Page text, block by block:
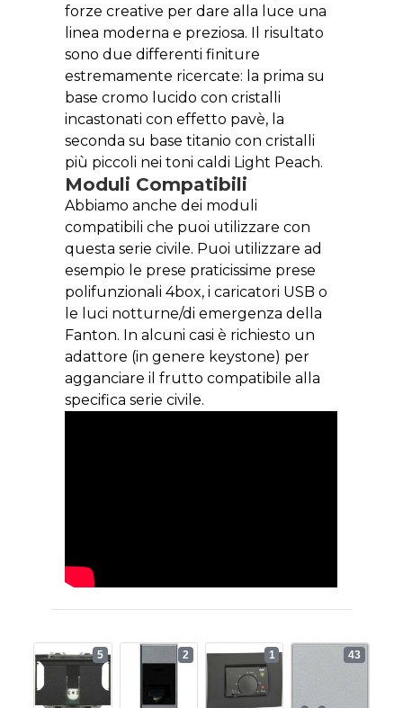
forze creative per dare alla luce una
linea moderna e preziosa. Il risultato
sono due differenti finiture
estremamente ricercate: la prima su
base cromo lucido con cristalli
incastonati con effetto pavè, la
seconda su base titanio con cristalli
più piccoli nei toni caldi Light Peach.
Moduli Compatibili
Abbiamo anche dei moduli
compatibili che puoi utilizzare con
questa serie civile. Puoi utilizzare ad
esempio le prese praticissime prese
polifunzionali 4box, i caricatori USB o
le luci notturne/di emergenza della
Fanton. In alcuni casi è richiesto un
adattore (in genere keystone) per
agganciare il frutto compatibile alla
specifica serie civile.
5 2 1 43